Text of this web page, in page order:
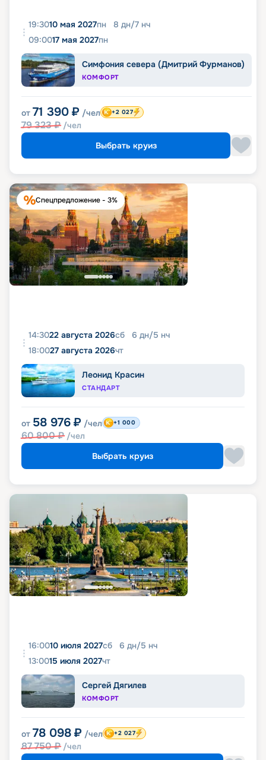
19:3010 мая 2027пн 8 дн/7 нч
09:0017 мая 2027пн
Симфония севера (Дмитрий Фурманов)
КОМФОРТ
от 71 390 ₽ /чел
79 323₽ /чел
+2 027
Выбрать круиз
Спецпредложение - 3%
14:3022 августа 2026сб 6 дн/5 нч
18:0027 августа 2026чт
Леонид Красин
СТАНДАРТ
от 58 976 ₽ /чел
60 800₽ /чел
+1 000
Выбрать круиз
16:0010 июля 2027сб 6 дн/5 нч
13:0015 июля 2027чт
Сергей Дягилев
КОМФОРТ
от 78 098 ₽ /чел
87 750₽ /чел
+2 027